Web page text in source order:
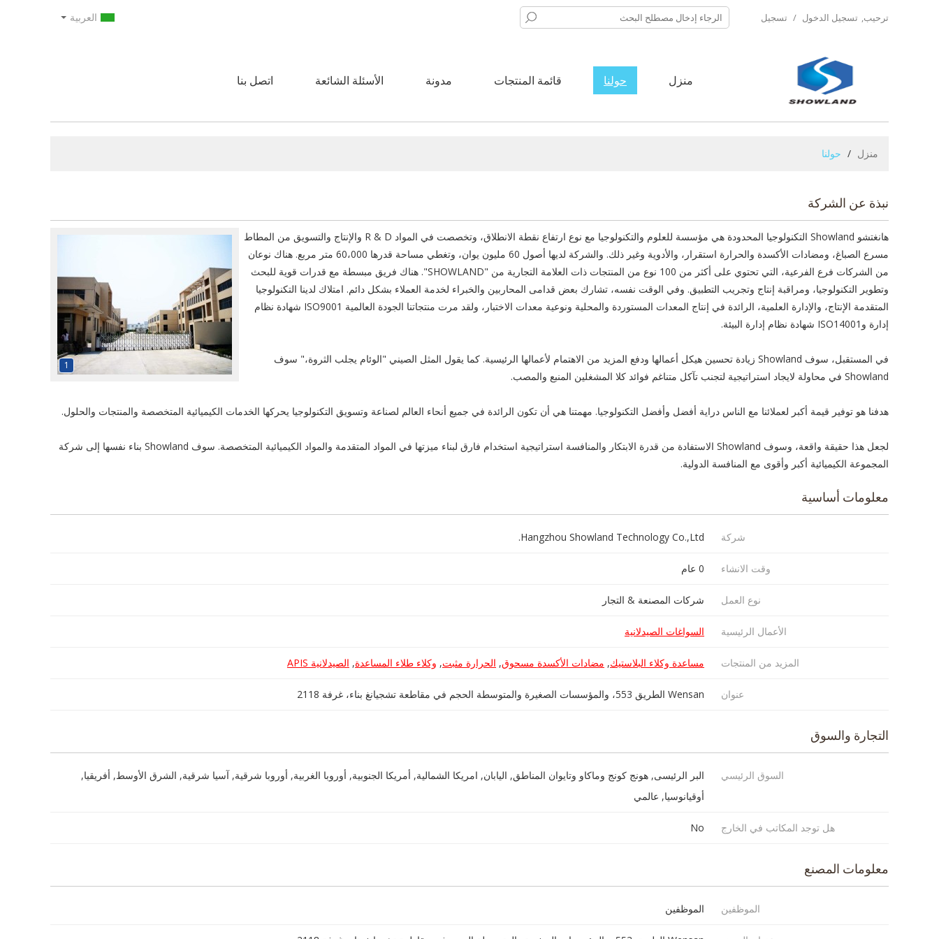
ترحيب, تسجيل الدخول / تسجيل العربية
منزل حولنا قائمة المنتجات مدونة الأسئلة الشائعة اتصل بنا
منزل / حولنا
نبذة عن الشركة
1
هانغتشو Showland التكنولوجيا المحدودة هي مؤسسة للعلوم والتكنولوجيا مع نوع ارتفاع نقطة الانطلاق، وتخصصت في المواد R & D والإنتاج والتسويق من المطاط
مسرع الصباغ، ومضادات الأكسدة والحرارة استقرار، والأدوية وغير ذلك. والشركة لديها أصول 60 مليون يوان ، وتغطي مساحة قدرها 60،000 متر مربع. هناك نوعان
من الشركات فرع الفرعية، التي تحتوي على أكثر من 100 نوع من المنتجات ذات العلامة التجارية من "
SHOWLAND
"
. هناك فريق مبسطة مع قدرات قوية للبحث
وتطوير التكنولوجيا، ومراقبة إنتاج وتجريب التطبيق. وفي الوقت نفسه، تشارك بعض قدامى المحاربين والخبراء لخدمة العملاء بشكل دائم. امتلاك لدينا التكنولوجيا
المتقدمة الإنتاج، والإدارة العلمية، الرائدة في إنتاج المعدات المستوردة والمحلية ونوعية معدات الاختبار ، ولقد مرت منتجاتنا الجودة العالمية ISO9001 شهادة نظام
إدارة و ISO14001 شهادة نظام إدارة البيئة.
في المستقبل، سوف Showland زيادة تحسين هيكل أعمالها ودفع المزيد من الاهتمام لأعمالها الرئيسية. كما يقول المثل الصيني "الوئام يجلب الثروة،" سوف
Showland في محاولة لايجاد استراتيجية لتجنب تآكل متناغم فوائد كلا المشغلين المنبع والمصب.
هدفنا هو توفير قيمة أكبر لعملائنا مع الناس دراية أفضل وأفضل التكنولوجيا. مهمتنا هي أن تكون الرائدة في جميع أنحاء العالم لصناعة وتسويق التكنولوجيا يحركها الخدمات الكيميائية المتخصصة والمنتجات والحلول.
لجعل هذا حقيقة واقعة، وسوف Showland الاستفادة من قدرة الابتكار والمنافسة استراتيجية استخدام فارق لبناء ميزتها في المواد المتقدمة والمواد الكيميائية المتخصصة. سوف Showland بناء نفسها إلى شركة
المجموعة الكيميائية أكبر وأقوى مع المنافسة الدولية.
معلومات أساسية
شركة Hangzhou Showland Technology Co.,Ltd.
وقت الانشاء 0 عام
نوع العمل شركات المصنعة & التجار
الأعمال الرئيسية السواغات الصيدلانية
المزيد من المنتجات مساعدة وكلاء البلاستيك, مضادات الأكسدة مسحوق, الحرارة مثبت, وكلاء طلاء المساعدة, الصيدلانية APIS
عنوان Wensan الطريق 553، والمؤسسات الصغيرة والمتوسطة الحجم في مقاطعة تشجيانغ بناء، غرفة 2118
التجارة والسوق
السوق الرئيسي
البر الرئيسى, هونج كونج وماكاو وتايوان المناطق, اليابان, امريكا الشمالية, أمريكا الجنوبية, أوروبا الغربية, أوروبا شرقية, آسيا شرقية, الشرق الأوسط, أفريقيا,
أوقيانوسيا, عالمي
هل توجد المكاتب في الخارج No
معلومات المصنع
الموظفين الموظفين